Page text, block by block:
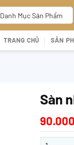
Danh Mục Sản Phẩm
TRANG CHỦ SẢN
Sàn
90.000
Sàn nhựa